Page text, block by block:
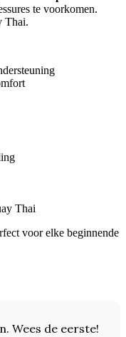
te voorkomen.
Thai.
Thai
voor elke beginnende
Wees de eerste!